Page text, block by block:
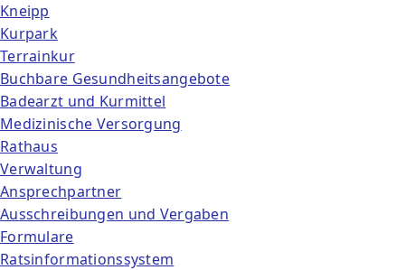
Kneipp
Kurpark
Terrainkur
Buchbare Gesundheitsangebote
Badearzt und Kurmittel
Medizinische Versorgung
Rathaus
Verwaltung
Ansprechpartner
Ausschreibungen und Vergaben
Formulare
Ratsinformationssystem